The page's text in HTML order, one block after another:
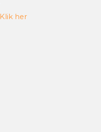
Klik her